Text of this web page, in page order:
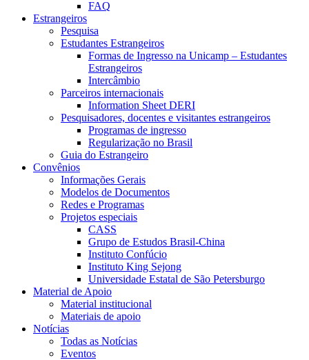
FAQ
Estrangeiros
Pesquisa
Estudantes Estrangeiros
Formas de Ingresso na Unicamp – Estudantes
Estrangeiros
Intercâmbio
Parceiros internacionais
Information Sheet DERI
Pesquisadores, docentes e visitantes estrangeiros
Programas de ingresso
Regularização no Brasil
Guia do Estrangeiro
Convênios
Informações Gerais
Modelos de Documentos
Redes e Programas
Projetos especiais
CASS
Grupo de Estudos Brasil-China
Instituto Confúcio
Instituto King Sejong
Universidade Estatal de São Petersburgo
Material de Apoio
Material institucional
Materiais de apoio
Notícias
Todas as Notícias
Eventos